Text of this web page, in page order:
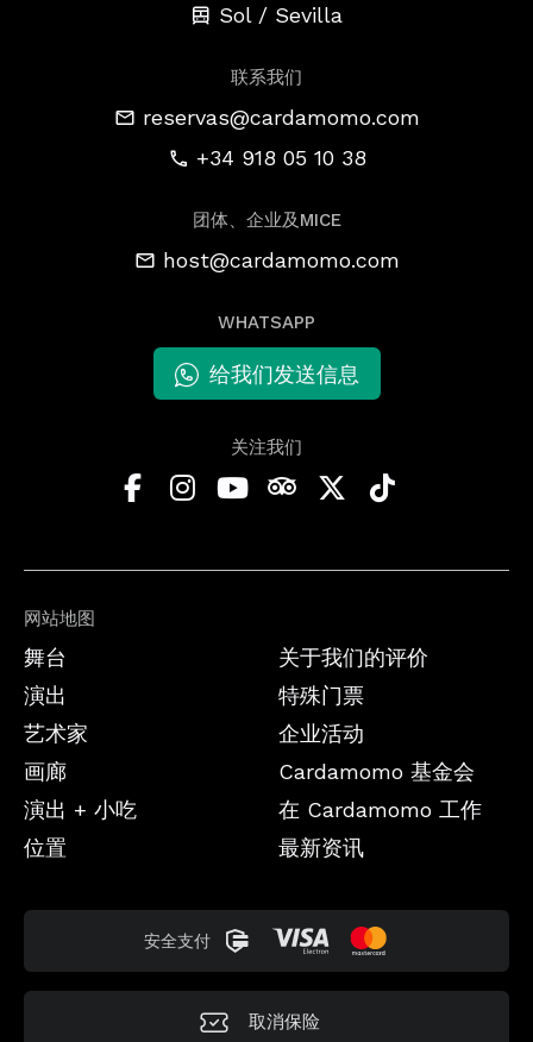
网站地图
舞台
演出
艺术家
画廊
演出 + 小吃
位置
关于我们的评价
特殊门票
企业活动
Cardamomo 基金会
在 Cardamomo 工作
最新资讯
Sol / Sevilla
联系我们
reservas@cardamomo.com
+34 918 05 10 38
团体、企业及MICE
host@cardamomo.com
WHATSAPP
给我们发送信息
关注我们
安全支付
取消保险